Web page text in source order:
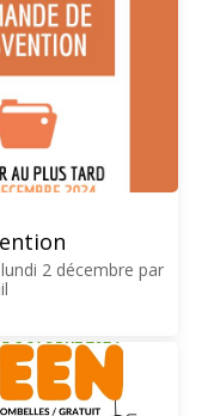
2 décembre par